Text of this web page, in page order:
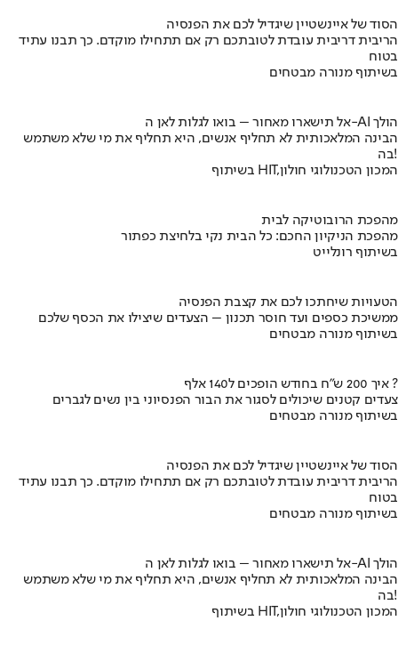
הסוד של איינשטיין שיגדיל לכם את הפנסיה
הריבית דריבית עובדת לטובתכם רק אם תתחילו מוקדם. כך תבנו עתיד
בטוח
בשיתוף מנורה מבטחים
אל תישארו מאחור – בואו לגלות לאן ה-AI הולך
הבינה המלאכותית לא תחליף אנשים, היא תחליף את מי שלא משתמש
בה!
בשיתוף HIT,המכון הטכנולוגי חולון
מהפכת הרובוטיקה לבית
מהפכת הניקיון החכם: כל הבית נקי בלחיצת כפתור
בשיתוף רונלייט
הטעויות שיחתכו לכם את קצבת הפנסיה
ממשיכת כספים ועד חוסר תכנון – הצעדים שיצילו את הכסף שלכם
בשיתוף מנורה מבטחים
איך 200 ש"ח בחודש הופכים ל140 אלף ?
צעדים קטנים שיכולים לסגור את הבור הפנסיוני בין נשים לגברים
בשיתוף מנורה מבטחים
הסוד של איינשטיין שיגדיל לכם את הפנסיה
הריבית דריבית עובדת לטובתכם רק אם תתחילו מוקדם. כך תבנו עתיד
בטוח
בשיתוף מנורה מבטחים
אל תישארו מאחור – בואו לגלות לאן ה-AI הולך
הבינה המלאכותית לא תחליף אנשים, היא תחליף את מי שלא משתמש
בה!
בשיתוף HIT,המכון הטכנולוגי חולון